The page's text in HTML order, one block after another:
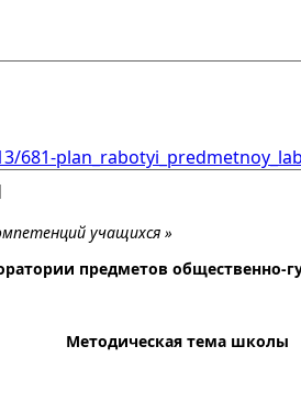
681-
учащихся »
предметов общественно-
Методическая тема школы